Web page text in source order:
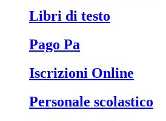
Libri di testo
Pago Pa
Iscrizioni Online
Personale scolastico